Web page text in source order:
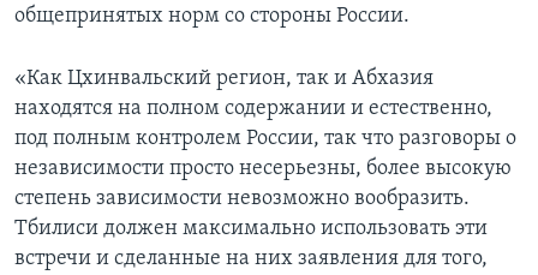
общепринятых норм со стороны России.
«Как Цхинвальский регион, так и Абхазия
находятся на полном содержании и естественно,
под полным контролем России, так что разговоры о
независимости просто несерьезны, более высокую
степень зависимости невозможно вообразить.
Тбилиси должен максимально использовать эти
встречи и сделанные на них заявления для того,